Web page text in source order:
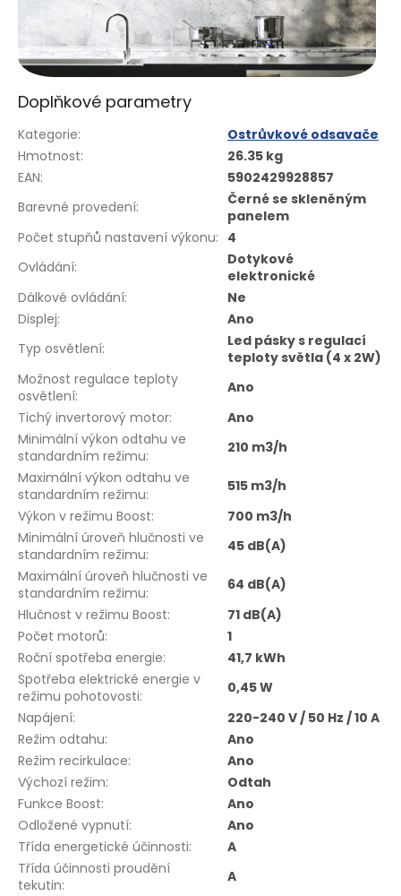
Doplňkové parametry
Kategorie:
Ostrůvkové odsavače
Hmotnost:
26.35 kg
EAN:
5902429928857
Barevné provedení:
Černé se skleněným
panelem
Počet stupňů nastavení výkonu: 4
Ovládání:
Dotykové
elektronické
Dálkové ovládání:
Ne
Displej:
Ano
Typ osvětlení:
Led pásky s regulací
teploty světla (4 x 2W)
Možnost regulace teploty
osvětlení:
Ano
Tichý invertorový motor:
Ano
Minimální výkon odtahu ve
standardním režimu:
210 m3/h
Maximální výkon odtahu ve
standardním režimu:
515 m3/h
Výkon v režimu Boost:
700 m3/h
Minimální úroveň hlučnosti ve
standardním režimu:
45 dB(A)
Maximální úroveň hlučnosti ve
standardním režimu:
64 dB(A)
Hlučnost v režimu Boost:
71 dB(A)
Počet motorů:
1
Roční spotřeba energie:
41,7 kWh
Spotřeba elektrické energie v
režimu pohotovosti:
0,45 W
Napájení:
220-240 V / 50 Hz / 10 A
Režim odtahu:
Ano
Režim recirkulace:
Ano
Výchozí režim:
Odtah
Funkce Boost:
Ano
Odložené vypnutí:
Ano
Třída energetické účinnosti:
A
Třída účinnosti proudění
tekutin:
A